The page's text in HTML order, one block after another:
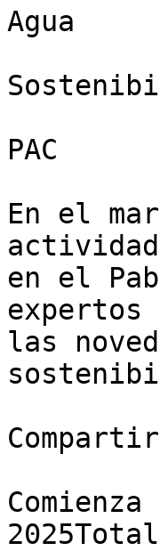
Agua
PAC
En el
en el
expertos
las
Compartir